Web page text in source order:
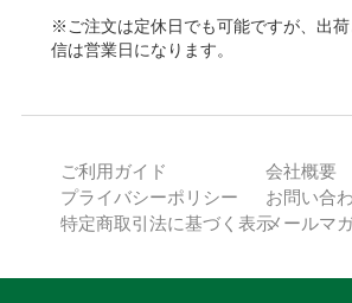
用下さい。
※弊社は未成年者に酒類を販売いたしません
ご注文確認後に最短発送。PayPayアカ
あれば、ご利用可能です。
ご注文日から発送日までの期間が30
※ご注文は定休日でも可能ですが、出
信は営業日になります。
ご利用ガイド
会社概要
プライバシーポリシー
お問い合
特定商取引法に基づく表示メールマ